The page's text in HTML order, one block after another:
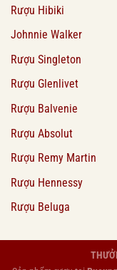
Rượu Hibiki
Johnnie Walker
Rượu Singleton
Rượu Glenlivet
Rượu Balvenie
Rượu Absolut
Rượu Remy Martin
Rượu Hennessy
Rượu Beluga